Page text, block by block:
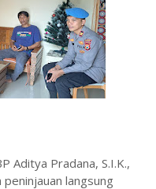
Aditya Pradana, S.I.K.,
peninjauan langsung